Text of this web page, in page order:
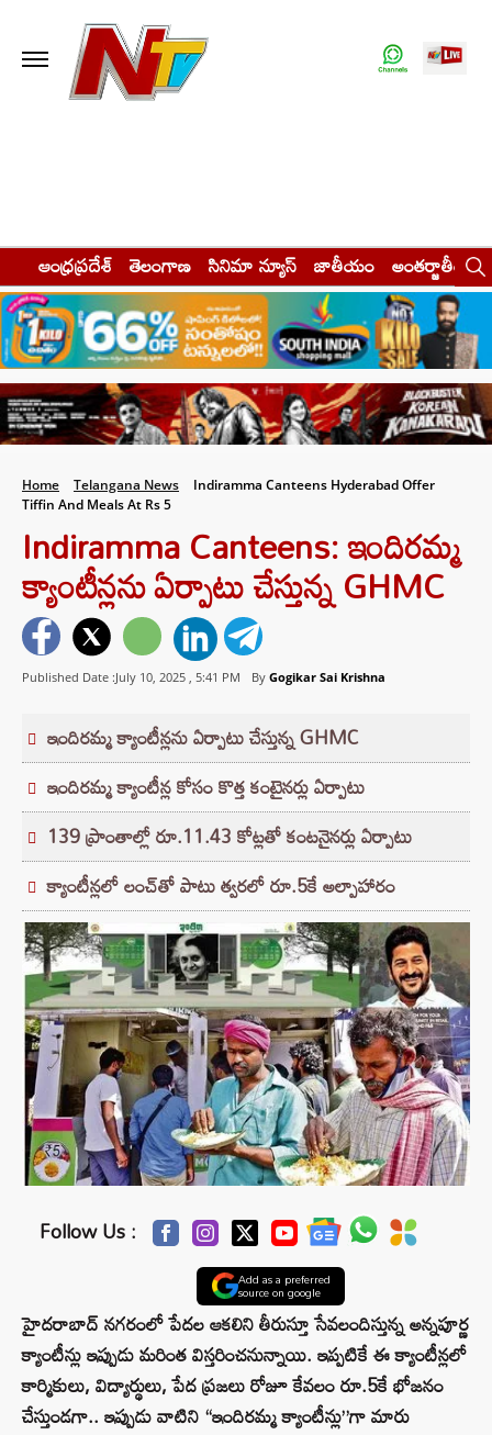
ఆంధ్రప్రదేశ్ తెలంగాణ సినిమా న్యూస్ జాతీయం అంతర్జాతీయం
Home Telangana News
Indiramma Canteens Hyderabad Offer
Tiffin And Meals At Rs 5
Indiramma Canteens: ఇందిరమ్మ
క్యాంటీన్లను ఏర్పాటు చేస్తున్న GHMC
Published Date :July 10, 2025 , 5:41 PM By Gogikar Sai Krishna
ఇందిరమ్మ క్యాంటీన్లను ఏర్పాటు చేస్తున్న GHMC
ఇందిరమ్మ క్యాంటీన్ల కోసం కొత్త కంటైనర్లు ఏర్పాటు
139 ప్రాంతాల్లో రూ.11.43 కోట్లతో కంటనైనర్లు ఏర్పాటు
క్యాంటీన్లలో లంచ్‌తో పాటు త్వరలో రూ.5కే అల్పాహారం
Follow Us :
Add as a preferred
source on google
హైదరాబాద్ నగరంలో పేదల ఆకలిని తీరుస్తూ సేవలందిస్తున్న అన్నపూర్ణ
క్యాంటీన్లు ఇప్పుడు మరింత విస్తరించనున్నాయి. ఇప్పటికే ఈ క్యాంటీన్లలో
కార్మికులు, విద్యార్థులు, పేద ప్రజలు రోజూ కేవలం రూ.5కే భోజనం
చేస్తుండగా.. ఇప్పుడు వాటిని “ఇందిరమ్మ క్యాంటీన్లు”గా మారు